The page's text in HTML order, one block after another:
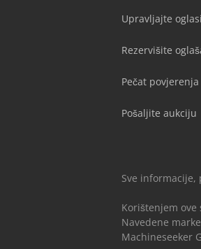
Upravljajte
Rezervišite
Pečat povjerenja
Pošaljite aukciju
Sve informacije,
Korištenjem
Navedene
Machineseeker